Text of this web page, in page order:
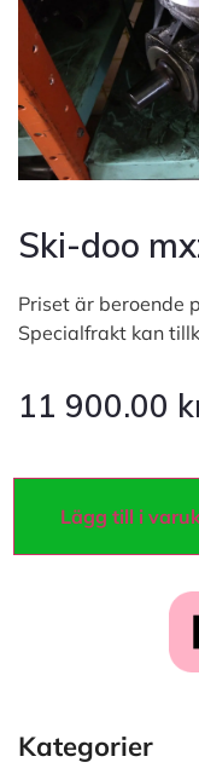
Ski-doo
Priset är beroende
Specialfrakt kan
11 900.00
Lägg till i
Kategorier